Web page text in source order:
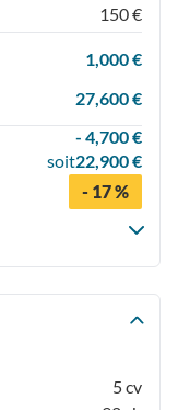
150 €
1,000 €
27,600 €
- 4,700 €
soit22,900 €
- 17 %
5 cv